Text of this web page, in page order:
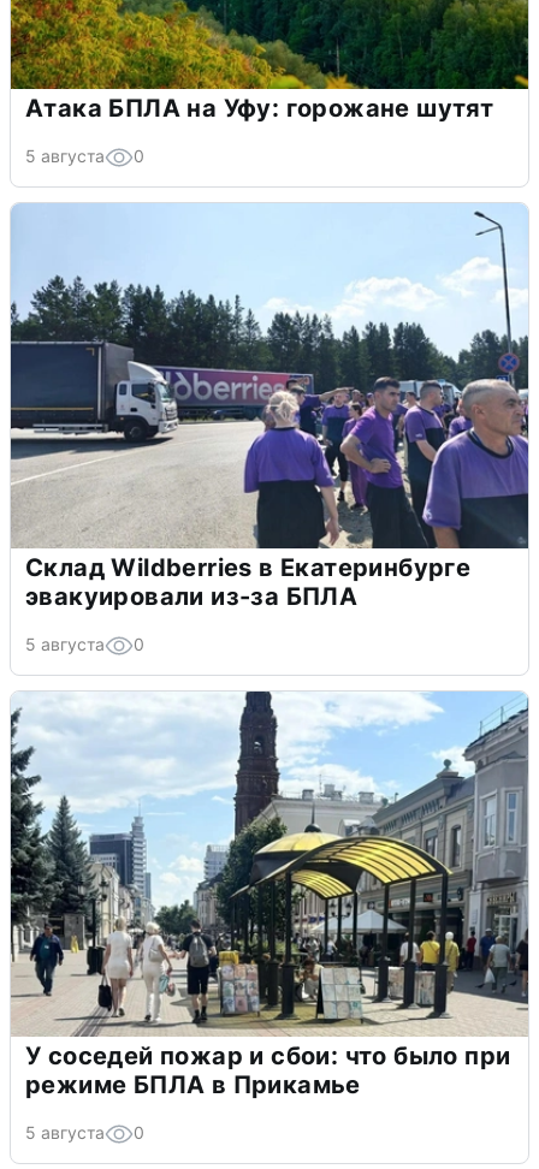
Атака БПЛА на Уфу: горожане шутят
5 августа 0
Склад Wildberries в Екатеринбурге
эвакуировали из-за БПЛА
5 августа 0
У соседей пожар и сбои: что было при
режиме БПЛА в Прикамье
5 августа 0